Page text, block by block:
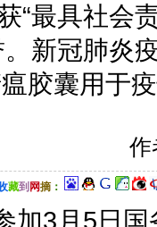
“最具社会
新冠肺炎
胶囊用于
藏到 网摘：
加3月5日